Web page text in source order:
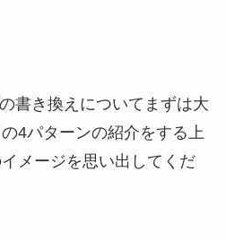
書き換えについてまずは大
4パターンの紹介をする上
メージを思い出してくだ